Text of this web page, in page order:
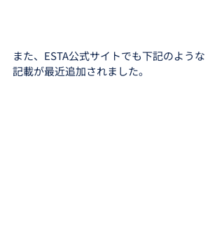
また、ESTA公式サイトでも下記のような
記載が最近追加されました。